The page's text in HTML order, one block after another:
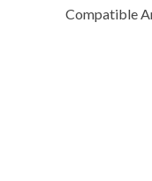
Compatible